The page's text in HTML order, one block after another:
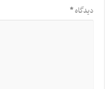
دیدگاه*